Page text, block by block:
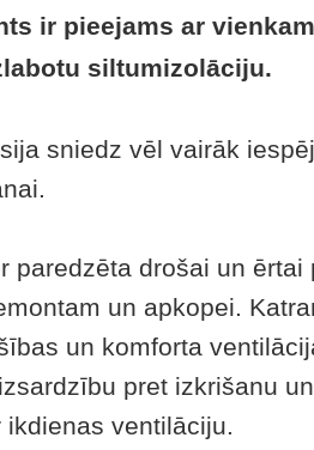
ir pieejams ar
siltumizolāciju.
sniedz vēl vairāk
paredzēta drošai un
un apkopei.
un komforta
pret izkrišanu
ventilāciju.